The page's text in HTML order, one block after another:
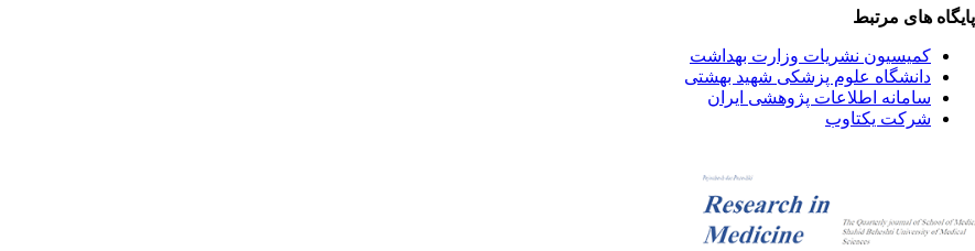
پایگاه های مرتبط
کمیسیون نشریات وزارت بهداشت
دانشگاه علوم پزشکی شهید بهشتی
سامانه اطلاعات پژوهشی ایران
شرکت یکتاوب